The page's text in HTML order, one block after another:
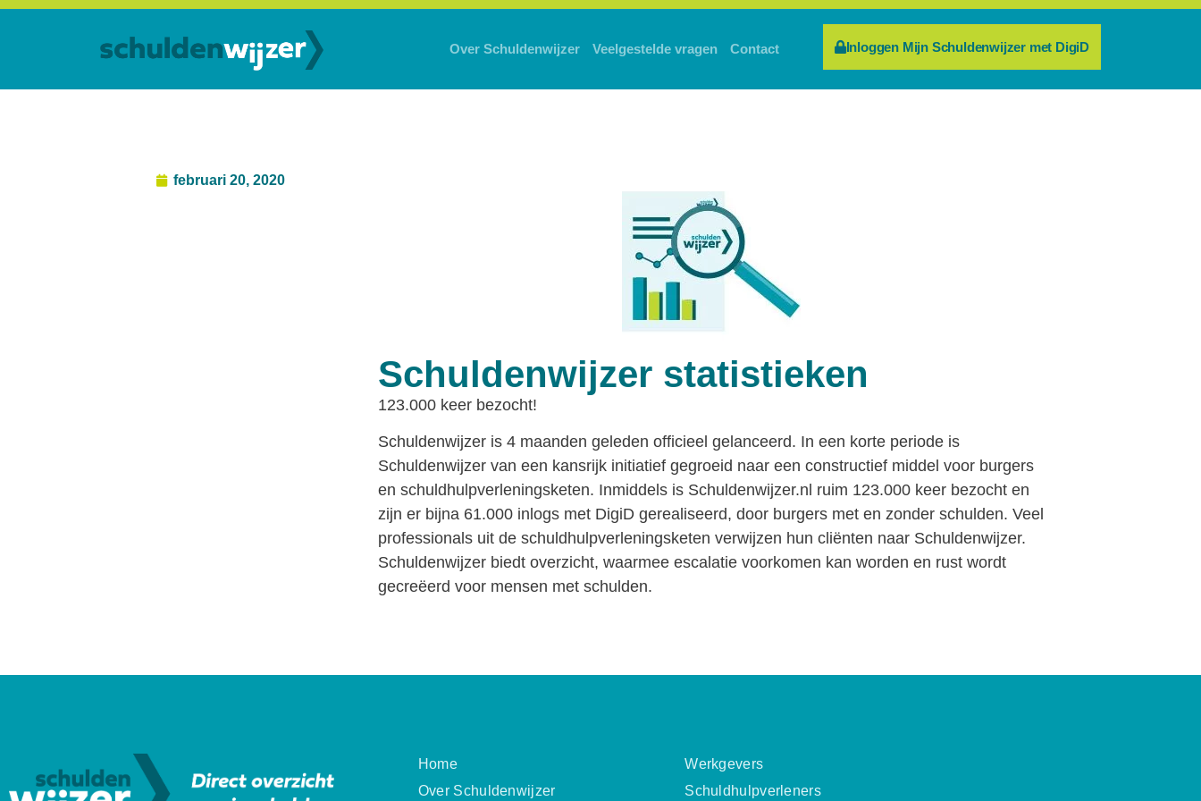
Over Schuldenwijzer Veelgestelde vragen Contact Inloggen Mijn Schuldenwijzer met DigiD
februari 20, 2020
Schuldenwijzer statistieken
123.000 keer bezocht!
Schuldenwijzer is 4 maanden geleden officieel gelanceerd. In een korte periode is
Schuldenwijzer van een kansrijk initiatief gegroeid naar een constructief middel voor burgers
en schuldhulpverleningsketen. Inmiddels is Schuldenwijzer.nl ruim 123.000 keer bezocht en
zijn er bijna 61.000 inlogs met DigiD gerealiseerd, door burgers met en zonder schulden. Veel
professionals uit de schuldhulpverleningsketen verwijzen hun cliënten naar Schuldenwijzer.
Schuldenwijzer biedt overzicht, waarmee escalatie voorkomen kan worden en rust wordt
gecreëerd voor mensen met schulden.
Home
Over Schuldenwijzer
Werkgevers
Schuldhulpverleners